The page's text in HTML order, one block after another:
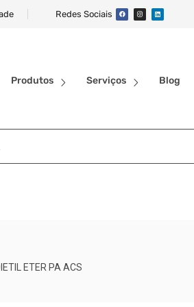
Redes Sociais
Produtos Serviços Blog
ETER PA ACS